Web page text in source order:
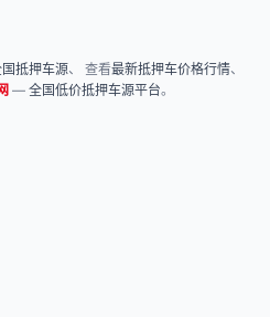
抵押车源、 查看最新抵押车价格行情、
— 全国低价抵押车源平台。